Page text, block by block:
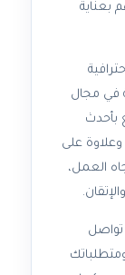
بعناية
في مجال
بأحدث
وعلاوة على
العمل،
تواصل